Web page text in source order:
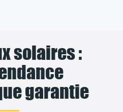
solaires :
garantie